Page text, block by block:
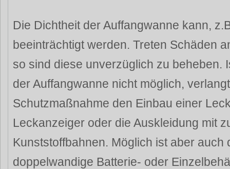
Die Dichtheit der Auffangwanne kann,
beeinträchtigt werden. Treten Schäden
so sind diese unverzüglich zu beheben.
der Auffangwanne nicht möglich,
Schutzmaßnahme den Einbau einer
Leckanzeiger oder die Auskleidung mit
Kunststoffbahnen. Möglich ist aber auch
doppelwandige Batterie- oder